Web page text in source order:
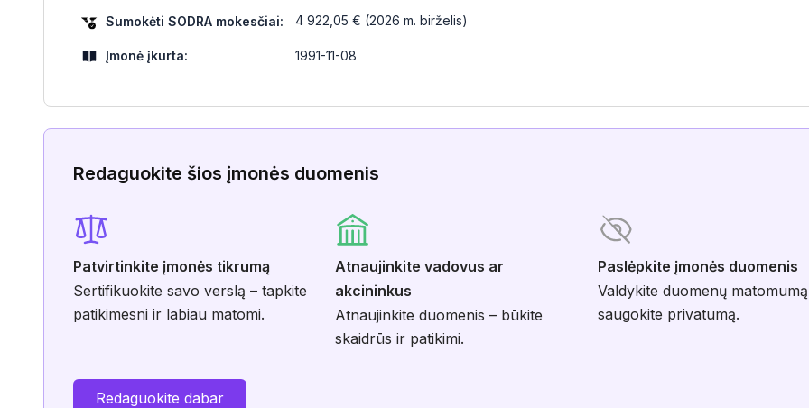
Sumokėti SODRA mokesčiai: 4 922,05 € (2026 m. birželis)
Įmonė įkurta: 1991-11-08
Redaguokite šios įmonės duomenis
Patvirtinkite įmonės tikrumą
Sertifikuokite savo verslą – tapkite
patikimesni ir labiau matomi.
Atnaujinkite vadovus ar
akcininkus
Atnaujinkite duomenis – būkite
skaidrūs ir patikimi.
Paslėpkite įmonės duomenis
Valdykite duomenų
saugokite privatumą.
Redaguokite dabar